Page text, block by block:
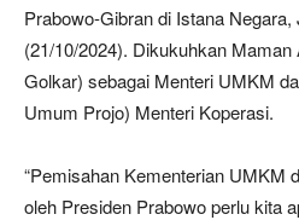
Prabowo-Gibran di Istana
(21/10/2024). Dikukuhkan
Golkar) sebagai Menteri UMKM
Umum Projo) Menteri Koperasi.
“Pemisahan Kementerian UMKM
oleh Presiden Prabowo perlu kita